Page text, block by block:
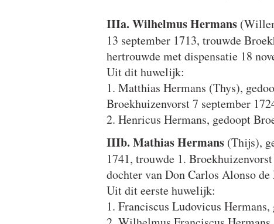
IIIa. Wilhelmus Hermans
13 september 1713, trouwde
hertrouwde met dispensatie 18
Uit dit huwelijk:
1. Matthias Hermans (Thys),
Broekhuizenvorst 7 september
2. Henricus Hermans, gedoopt
IIIb. Mathias Hermans (Thijs),
1741, trouwde 1.
dochter van Don Carlos Alonso
Uit dit eerste huwelijk:
1. Franciscus Ludovicus